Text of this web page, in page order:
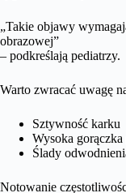
„Takie objawy
obrazowej”
– podkreślają pediatrzy.
Warto zwracać uwagę
Sztywność karku
Wysoka
Ślady
Notowanie